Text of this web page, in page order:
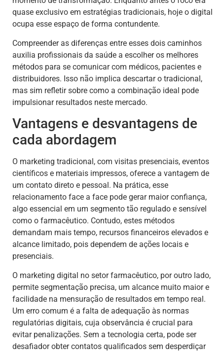
quase exclusivo em estratégias tradicionais, hoje o digital
ocupa esse espaço de forma contundente.
Compreender as diferenças entre esses dois caminhos
auxilia profissionais da saúde a escolher os melhores
métodos para se comunicar com médicos, pacientes e
distribuidores. Isso não implica descartar o tradicional,
mas sim refletir sobre como a combinação ideal pode
impulsionar resultados neste mercado.
Vantagens e desvantagens de
cada abordagem
O marketing tradicional, com visitas presenciais, eventos
científicos e materiais impressos, oferece a vantagem de
um contato direto e pessoal. Na prática, esse
relacionamento face a face pode gerar maior confiança,
algo essencial em um segmento tão regulado e sensível
como o farmacêutico. Contudo, estes métodos
demandam mais tempo, recursos financeiros elevados e
alcance limitado, pois dependem de ações locais e
presenciais.
O marketing digital no setor farmacêutico, por outro lado,
permite segmentação precisa, um alcance muito maior e
facilidade na mensuração de resultados em tempo real.
Um erro comum é a falta de adequação às normas
regulatórias digitais, cuja observância é crucial para
evitar penalizações. Sem a tecnologia certa, pode ser
desafiador obter contatos qualificados sem desperdiçar